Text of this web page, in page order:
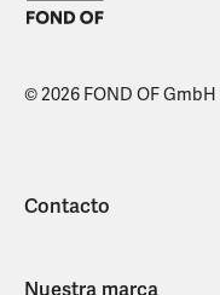
© 2026 FOND OF GmbH
Contacto